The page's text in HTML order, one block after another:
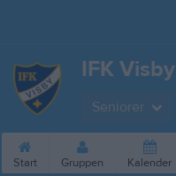
IFK Visby
Seniorer
Start Gruppen Kalender